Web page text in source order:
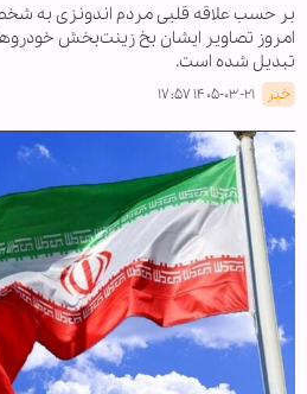
بر حسب علاقه قلبی مردم اندونزی به
امروز تصاویر ایشان بخ زینت‌بخش
تبدیل شده است.
خبر ۱۴۰۵-۰۳-۲۱ ۱۷:۵۷